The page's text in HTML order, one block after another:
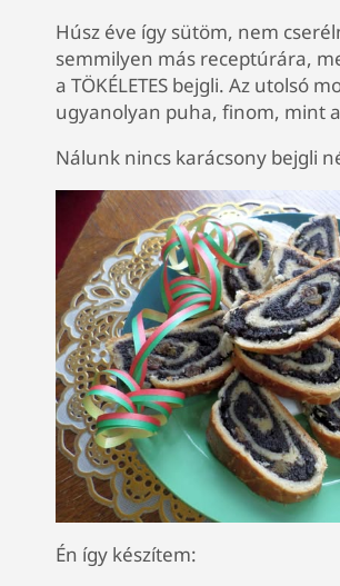
Húsz éve így sütöm, nem
semmilyen más receptúrára,
a TÖKÉLETES bejgli. Az utolsó
ugyanolyan puha, finom, mint
Nálunk nincs karácsony bejgli
Én így készítem: